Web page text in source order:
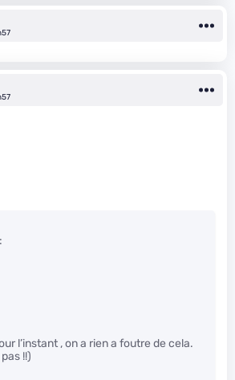
l’instant , on a rien a foutre de cela.
!!)